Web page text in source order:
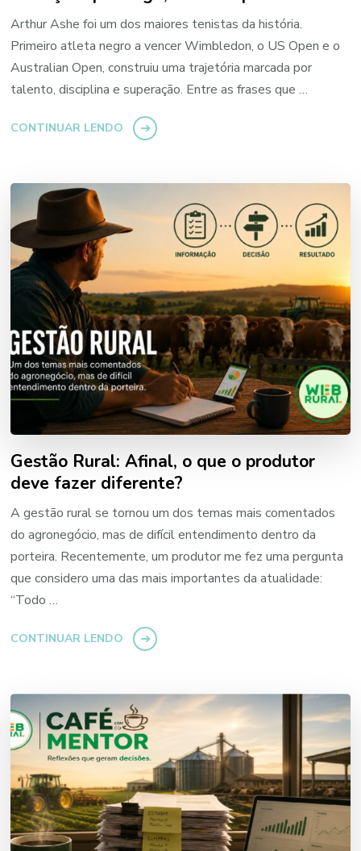
Arthur Ashe foi um dos maiores tenistas da história.
Primeiro atleta negro a vencer Wimbledon, o US Open e o
Australian Open, construiu uma trajetória marcada por
talento, disciplina e superação. Entre as frases que …
CONTINUAR LENDO
Gestão Rural: Afinal, o que o produtor
deve fazer diferente?
A gestão rural se tornou um dos temas mais comentados
do agronegócio, mas de difícil entendimento dentro da
porteira. Recentemente, um produtor me fez uma pergunta
que considero uma das mais importantes da atualidade:
“Todo …
CONTINUAR LENDO